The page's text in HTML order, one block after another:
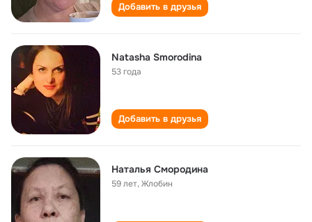
Добавить в друзья
Natasha Smorodina
53 года
Добавить в друзья
Наталья Смородина
59 лет,Жлобин